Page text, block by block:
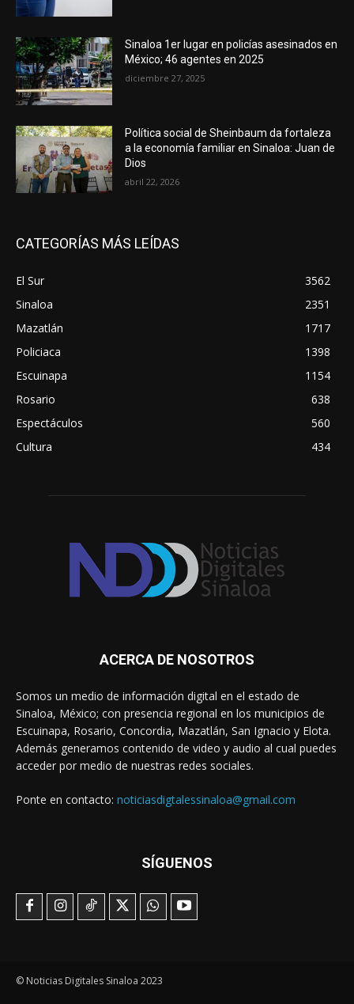
Sinaloa 1er lugar en policías asesinados en
México; 46 agentes en 2025
diciembre 27, 2025
Política social de Sheinbaum da fortaleza
a la economía familiar en Sinaloa: Juan de
Dios
abril 22, 2026
CATEGORÍAS MÁS LEÍDAS
El Sur
3562
Sinaloa
2351
Mazatlán
1717
Policiaca
1398
Escuinapa
1154
Rosario
638
Espectáculos
560
Cultura
434
ACERCA DE NOSOTROS
Somos un medio de información digital en el estado de
Sinaloa, México; con presencia regional en los municipios de
Escuinapa, Rosario, Concordia, Mazatlán, San Ignacio y Elota.
Además generamos contenido de video y audio al cual puedes
acceder por medio de nuestras redes sociales.
Ponte en contacto: noticiasdigtalessinaloa@gmail.com
SÍGUENOS
© Noticias Digitales Sinaloa 2023